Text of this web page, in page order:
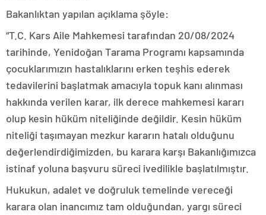
Bakanlıktan yapılan açıklama şöyle:
“T.C. Kars Aile Mahkemesi tarafından 20/08/2024
tarihinde, Yenidoğan Tarama Programı kapsamında
çocuklarımızın hastalıklarını erken teşhis ederek
tedavilerini başlatmak amacıyla topuk kanı alınması
hakkında verilen karar, ilk derece mahkemesi kararı
olup kesin hüküm niteliğinde değildir. Kesin hüküm
niteliği taşımayan mezkur kararın hatalı olduğunu
değerlendirdiğimizden, bu karara karşı Bakanlığımızca
istinaf yoluna başvuru süreci ivedilikle başlatılmıştır.
Hukukun, adalet ve doğruluk temelinde vereceği
karara olan inancımız tam olduğundan, yargı süreci